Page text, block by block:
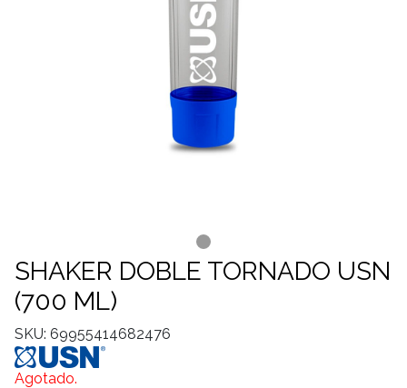
SHAKER DOBLE TORNADO USN
(700 ML)
SKU: 69955414682476
Agotado.